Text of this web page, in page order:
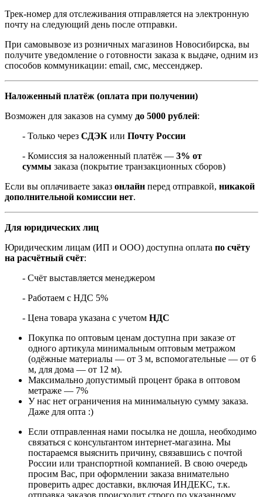
Трек-номер для отслеживания отправляется на электронную
почту на следующий день после отправки.
При самовывозе из розничных магазинов Новосибирска, вы
получите уведомление о готовности заказа к выдаче, одним из
способов коммуникации: email, смс, мессенджер.
Наложенный платёж (оплата при получении)
Возможен для заказов на сумму до 5000 рублей:
- Только через СДЭК или Почту России
- Комиссия за наложенный платёж — 3% от
суммы заказа (покрытие транзакционных сборов)
Если вы оплачиваете заказ онлайн перед отправкой, никакой
дополнительной комиссии нет.
Для юридических лиц
Юридическим лицам (ИП и ООО) доступна оплата по счёту
на расчётный счёт:
- Счёт выставляется менеджером
- Работаем с НДС 5%
- Цена товара указана с учетом НДС
Покупка по оптовым ценам доступна при заказе от
одного артикула минимальным оптовым метражом
(одёжные материалы — от 3 м, вспомогательные — от 6
м, для дома — от 12 м).
Максимально допустимый процент брака в оптовом
метраже — 7%
У нас нет ограничения на минимальную сумму заказа.
Даже для опта :)
Если отправленная нами посылка не дошла, необходимо
связаться с консультантом интернет-магазина. Мы
постараемся выяснить причину, связавшись с почтой
России или транспортной компанией. В свою очередь
просим Вас, при оформлении заказа внимательно
проверить адрес доставки, включая ИНДЕКС, т.к.
отправка заказов происходит строго по указанному